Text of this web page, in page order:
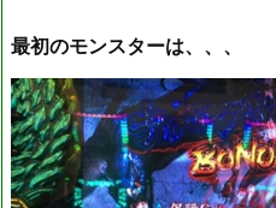
最初のモンスターは、、、